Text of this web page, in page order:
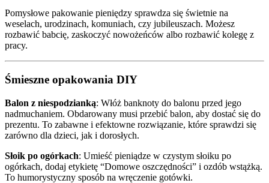
Pomysłowe pakowanie pieniędzy sprawdza się świetnie na
weselach, urodzinach, komuniach, czy jubileuszach. Możesz
rozbawić babcię, zaskoczyć nowożeńców albo rozbawić kolegę z
pracy.
Śmieszne opakowania DIY
Balon z niespodzianką: Włóż banknoty do balonu przed jego
nadmuchaniem. Obdarowany musi przebić balon, aby dostać się do
prezentu. To zabawne i efektowne rozwiązanie, które sprawdzi się
zarówno dla dzieci, jak i dorosłych.
Słoik po ogórkach: Umieść pieniądze w czystym słoiku po
ogórkach, dodaj etykietę “Domowe oszczędności” i ozdób wstążką.
To humorystyczny sposób na wręczenie gotówki.